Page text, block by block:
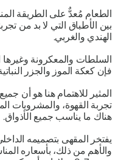
الطعام مُعدٌّ على الطريقة
بين الأطباق التي لا بد من
الهندي والغربي.
السلطات والمعكرونة وغيرها
فإن كعكة الموز والجزر
المثير للاهتمام هنا هو أن
تجربة القهوة، والمشروبات
هناك ما يناسب جميع الأذواق.
يفتخر المقهى بتصميمه
والأهم من ذلك، بأسعاره